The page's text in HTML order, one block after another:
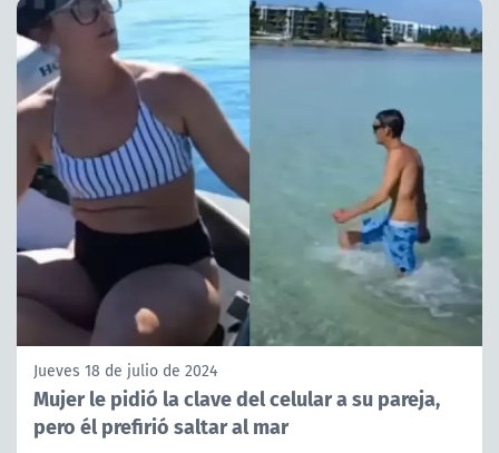
Jueves 18 de julio de 2024
Mujer le pidió la clave del celular a su pareja,
pero él prefirió saltar al mar